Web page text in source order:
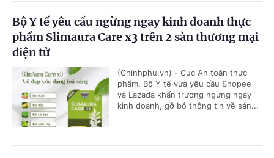
Bộ Y tế yêu cầu ngừng ngay kinh doanh thực
phẩm Slimaura Care x3 trên 2 sàn thương mại
điện tử
(Chinhphu.vn) - Cục An toàn thực
phẩm, Bộ Y tế vừa yêu cầu Shopee
và Lazada khẩn trương ngừng ngay
kinh doanh, gỡ bỏ thông tin về sản...